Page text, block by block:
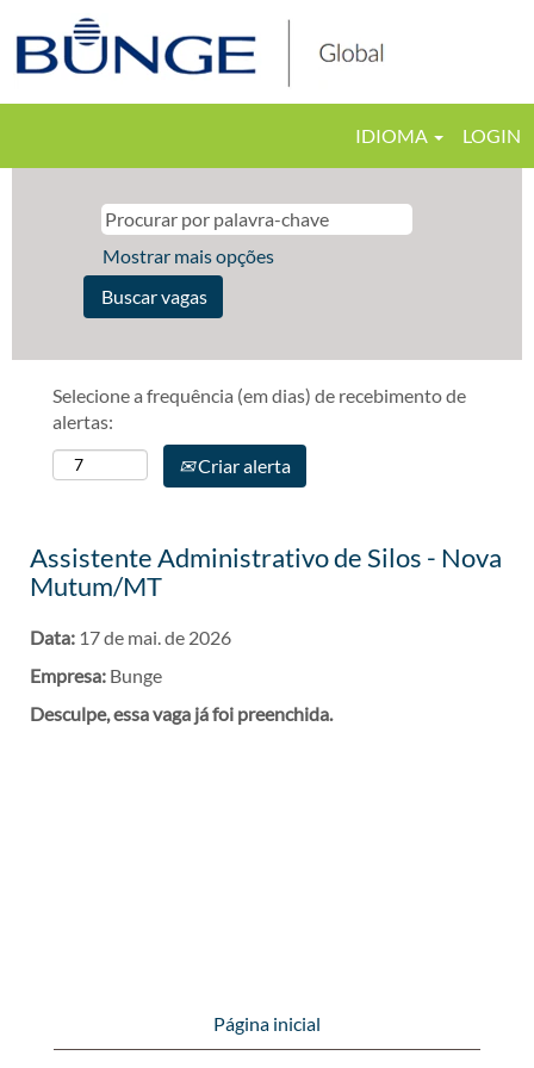
IDIOMA LOGIN
Mostrar mais opções
Selecione a frequência (em dias) de recebimento de
alertas:
Criar alerta
Assistente Administrativo de Silos - Nova
Mutum/MT
Data: 17 de mai. de 2026
Empresa: Bunge
Desculpe, essa vaga já foi preenchida.
Página inicial